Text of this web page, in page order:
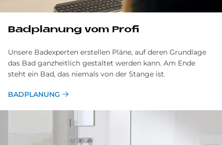
Bad­pla­nung vom Pro­fi
Unsere Badexperten erstellen Pläne, auf deren Grundlage
das Bad ganzheitlich gestaltet werden kann. Am Ende
steht ein Bad, das niemals von der Stange ist.
BADPLANUNG